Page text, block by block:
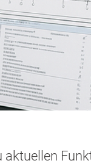
aktuellen